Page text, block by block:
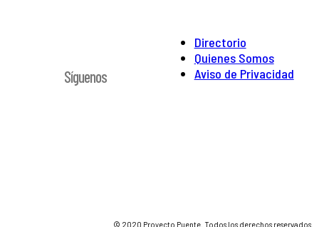
Directorio
Quienes Somos
Aviso de Privacidad
Síguenos
© 2020 Proyecto Puente. Todos los derechos reservados.